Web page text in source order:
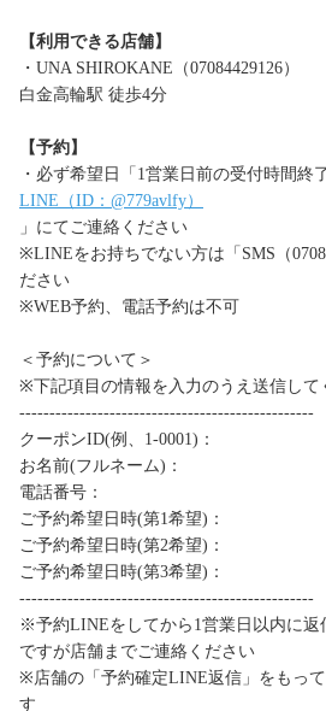
【利用できる店舗】
・UNA SHIROKANE（07084429126）
白金高輪駅 徒歩4分
【予約】
・必ず希望日「1営業日前の受付時間終
LINE（ID：@779avlfy）
」にてご連絡ください
※LINEをお持ちでない方は「SMS（
ださい
※WEB予約、電話予約は不可
＜予約について＞
※下記項目の情報を入力のうえ送信して
-------------------------------------------------
クーポンID(例、1-0001)：
お名前(フルネーム)：
電話番号：
ご予約希望日時(第1希望)：
ご予約希望日時(第2希望)：
ご予約希望日時(第3希望)：
-------------------------------------------------
※予約LINEをしてから1営業日以内に返
ですが店舗までご連絡ください
※店舗の「予約確定LINE返信」をもっ
す